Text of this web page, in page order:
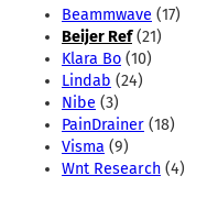
Beammwave (17)
Beijer Ref(21)
Klara Bo (10)
Lindab (24)
Nibe (3)
PainDrainer (18)
Visma (9)
Wnt Research (4)